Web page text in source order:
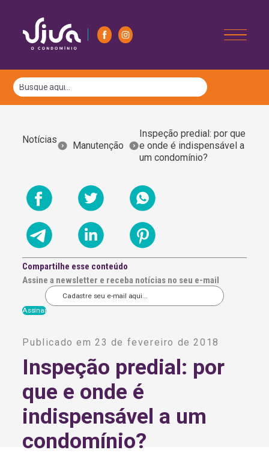
Notícias
Manutenção
Inspeção predial: por que
e onde é indispensável a
um condomínio?
Compartilhe esse conteúdo
Assine a newsletter e receba notícias no seu e-mail
t
n
t
i
:
Publicado em 23 de fevereiro de 2018
Inspeção predial: por
que e onde é
indispensável a um
condomínio?